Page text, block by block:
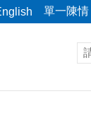
單一陳情